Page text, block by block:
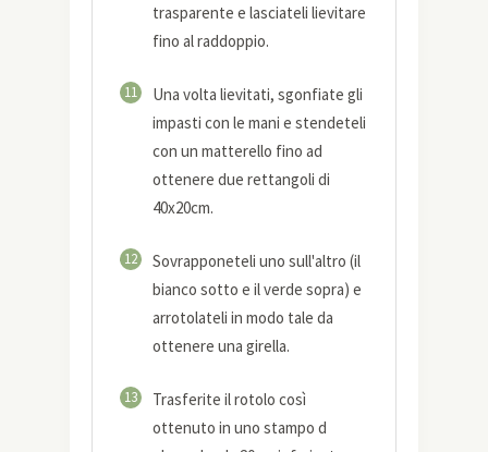
trasparente e lasciateli lievitare
fino al raddoppio.
11
Una volta lievitati, sgonfiate gli
impasti con le mani e stendeteli
con un matterello fino ad
ottenere due rettangoli di
40x20cm.
12
Sovrapponeteli uno sull'altro (il
bianco sotto e il verde sopra) e
arrotolateli in modo tale da
ottenere una girella.
13
Trasferite il rotolo così
ottenuto in uno stampo d